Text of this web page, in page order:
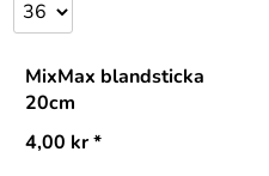
MixMax blandsticka
20cm
4,00 kr*